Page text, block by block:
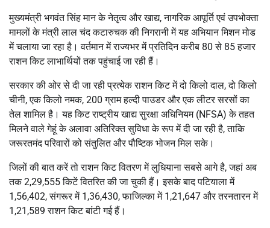
मुख्यमंत्री भगवंत सिंह मान के नेतृत्व और खाद्य, नागरिक आपूर्ति एवं उपभोक्ता
मामलों के मंत्री लाल चंद कटारुचक की निगरानी में यह अभियान मिशन मोड
में चलाया जा रहा है। वर्तमान में राज्यभर में प्रतिदिन करीब 80 से 85 हजार
राशन किट लाभार्थियों तक पहुंचाई जा रही हैं।
सरकार की ओर से दी जा रही प्रत्येक राशन किट में दो किलो दाल, दो किलो
चीनी, एक किलो नमक, 200 ग्राम हल्दी पाउडर और एक लीटर सरसों का
तेल शामिल है। यह किट राष्ट्रीय खाद्य सुरक्षा अधिनियम (NFSA) के तहत
मिलने वाले गेहूं के अलावा अतिरिक्त सुविधा के रूप में दी जा रही है, ताकि
जरूरतमंद परिवारों को संतुलित और पौष्टिक भोजन मिल सके।
जिलों की बात करें तो राशन किट वितरण में लुधियाना सबसे आगे है, जहां अब
तक 2,29,555 किटें वितरित की जा चुकी हैं। इसके बाद पटियाला में
1,56,402, संगरूर में 1,36,430, फाजिल्का में 1,21,647 और तरनतारन में
1,21,589 राशन किट बांटी गई हैं।